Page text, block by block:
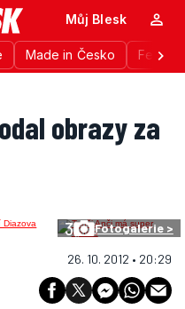
Made in Česko
Můj Blesk
obrazy za
3 Fotogalerie >
26. 10. 2012 • 20:29